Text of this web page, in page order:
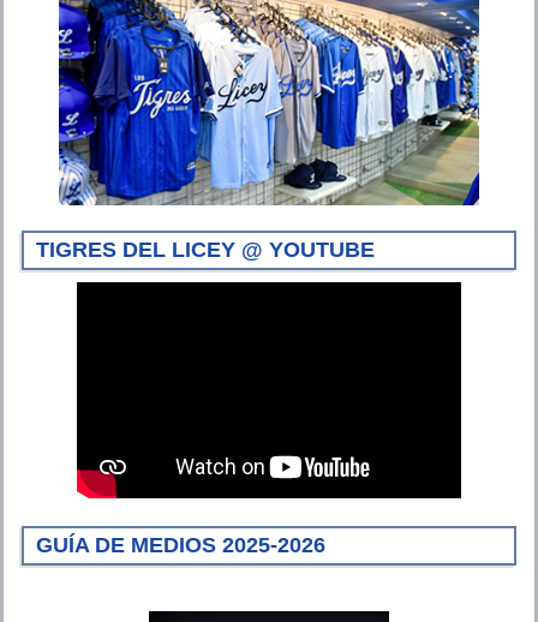
TIGRES DEL LICEY @ YOUTUBE
GUÍA DE MEDIOS 2025-2026